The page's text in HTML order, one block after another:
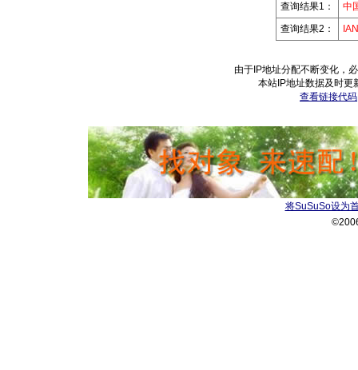
查询结果1：
中
查询结果2：
由于IP地址分配不断变化，
本站IP地址数据及时更
查看链接代码
将SuSuSo设为